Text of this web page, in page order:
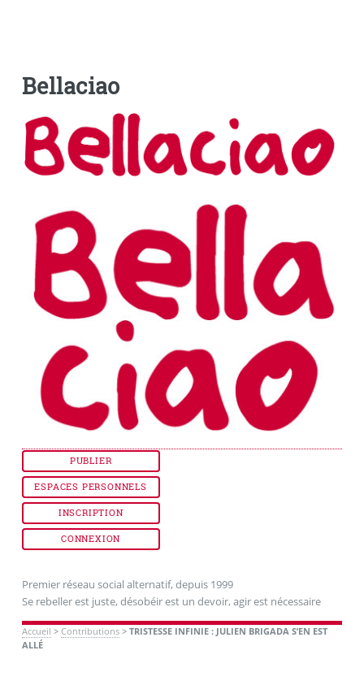
Bellaciao
PUBLIER
ESPACES PERSONNELS
INSCRIPTION
CONNEXION
Premier réseau social alternatif, depuis 1999
Se rebeller est juste, désobéir est un devoir, agir est nécessaire
Accueil > Contributions> TRISTESSE INFINIE : JULIEN BRIGADA S’EN EST
ALLÉ